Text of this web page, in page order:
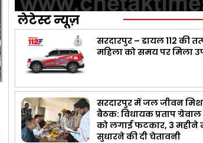
लेटेस्ट न्यूज़
सरदारपुर – डायल 112 की
महिला को समय पर मिला
सरदारपुर में जल जीवन
बैठक: विधायक प्रताप
को लगाई फटकार, 3 महीने
सुधारने की दी चेतावनी